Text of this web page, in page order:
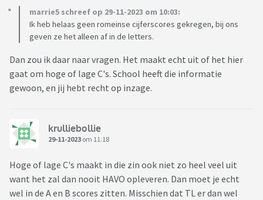
marrie5 schreef op 29-11-2023 om 10:03:
Ik heb helaas geen romeinse cijferscores gekregen, bij ons
geven ze het alleen af in de letters.
Dan zou ik daar naar vragen. Het maakt echt uit of het hier
gaat om hoge of lage C's. School heeft die informatie
gewoon, en jij hebt recht op inzage.
krulliebollie
29-11-2023 om 11:18
Hoge of lage C's maakt in die zin ook niet zo heel veel uit
want het zal dan nooit HAVO opleveren. Dan moet je echt
wel in de A en B scores zitten. Misschien dat TL er dan wel